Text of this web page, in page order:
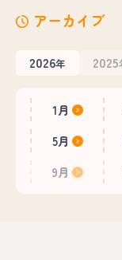
アーカイブ
2026年 2025
1月
5月
9月